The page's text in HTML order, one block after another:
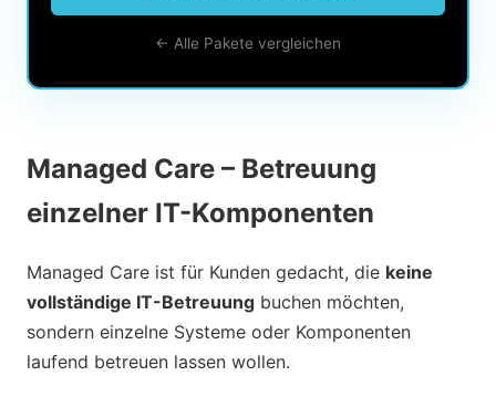
← Alle Pakete vergleichen
Managed Care – Betreuung
einzelner IT-Komponenten
Managed Care ist für Kunden gedacht, die keine
vollständige IT-Betreuung buchen möchten,
sondern einzelne Systeme oder Komponenten
laufend betreuen lassen wollen.